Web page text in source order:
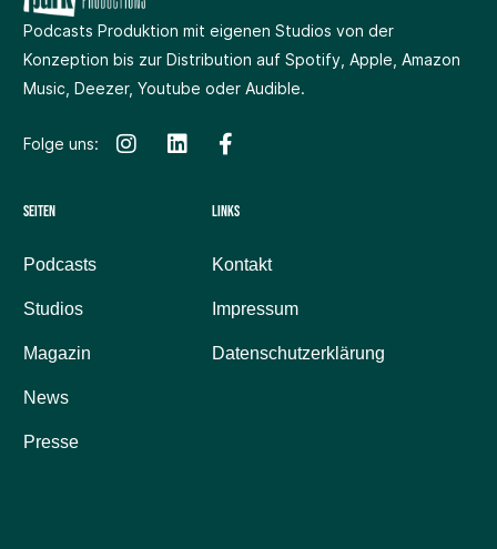
Podcasts Produktionmit eigenen Studiosvon der
Konzeption bis zur Distribution auf Spotify, Apple, Amazon
Music, Deezer, Youtube oder Audible.
Folge uns:
Seiten
Podcasts
Studios
Magazin
News
Presse
Links
Kontakt
Impressum
Datenschutzerklärung